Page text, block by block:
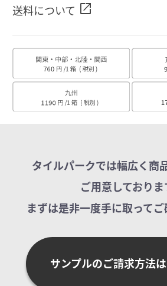
送料について open_in_new
タイルパークでは幅広く商
ご用意しておりま
まずは是非一度手に取ってご
サンプルのご請求方法